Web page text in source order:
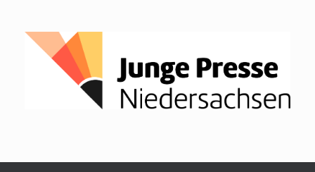
springen